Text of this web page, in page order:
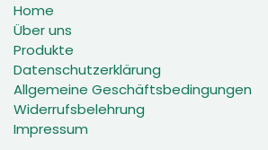
Home
Über uns
Produkte
Datenschutzerklärung
Allgemeine Geschäftsbedingungen
Widerrufsbelehrung
Impressum